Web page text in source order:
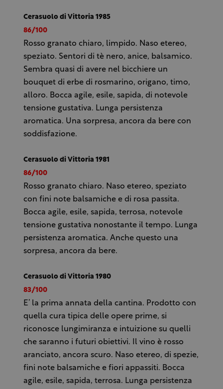
Cerasuolo di Vittoria 1985
86/100
Rosso granato chiaro, limpido. Naso etereo,
speziato. Sentori di tè nero, anice, balsamico.
Sembra quasi di avere nel bicchiere un
bouquet di erbe di rosmarino, origano, timo,
alloro. Bocca agile, esile, sapida, di notevole
tensione gustativa. Lunga persistenza
aromatica. Una sorpresa, ancora da bere con
soddisfazione.
Cerasuolo di Vittoria 1981
86/100
Rosso granato chiaro. Naso etereo, speziato
con fini note balsamiche e di rosa passita.
Bocca agile, esile, sapida, terrosa, notevole
tensione gustativa nonostante il tempo. Lunga
persistenza aromatica. Anche questo una
sorpresa, ancora da bere.
Cerasuolo di Vittoria 1980
83/100
E’ la prima annata della cantina. Prodotto con
quella cura tipica delle opere prime, si
riconosce lungimiranza e intuizione su quelli
che saranno i futuri obiettivi. Il vino è rosso
aranciato, ancora scuro. Naso etereo, di spezie,
fini note balsamiche e fiori appassiti. Bocca
agile, esile, sapida, terrosa. Lunga persistenza